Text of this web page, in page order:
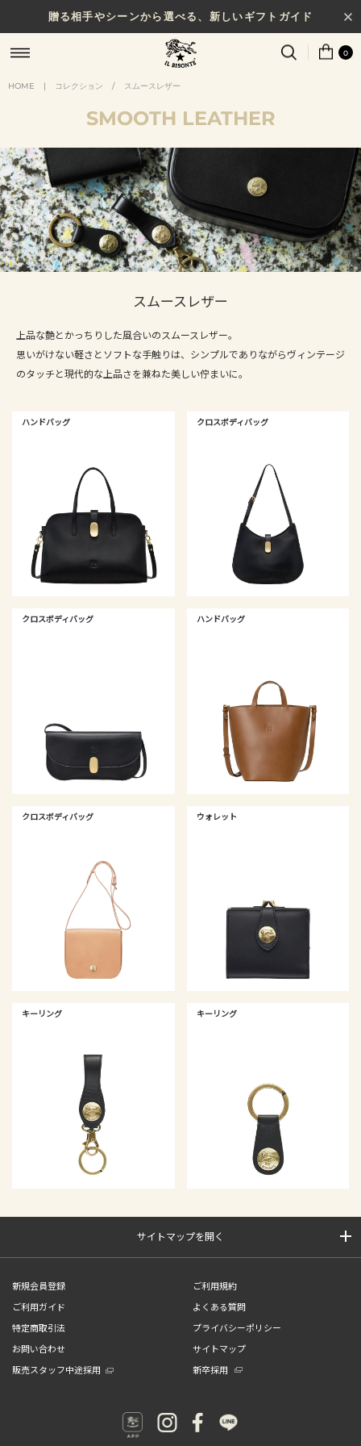
贈る相手やシーンから選べる、新しいギフトガイド
NEW IN｜COLOR LEATHER 0
HOME | コレクション / スムースレザー
SMOOTH LEATHER
スムースレザー
上品な艶とかっちりした風合いのスムースレザー。
思いがけない軽さとソフトな手触りは、シンプルでありながらヴィンテージ
のタッチと現代的な上品さを兼ねた美しい佇まいに。
ハンドバッグ クロスボディバッグ
クロスボディバッグ ハンドバッグ
クロスボディバッグ ウォレット
キーリング キーリング
サイトマップを開く
新規会員登録
ご利用規約
ご利用ガイド
よくある質問
特定商取引法
プライバシーポリシー
お問い合わせ
サイトマップ
販売スタッフ中途採用
新卒採用